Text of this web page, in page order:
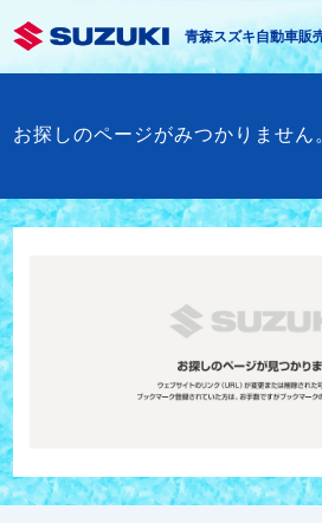
青森スズキ自動車販
お探しのページがみつかりません